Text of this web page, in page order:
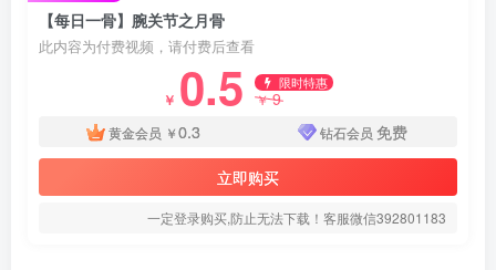
【每日一骨】腕关节之月骨
此内容为付费视频，请付费后查看
￥ 0.5 限时特惠
￥9
黄金会员 ￥0.3 钻石会员 免费
立即购买
一定登录购买,防止无法下载！客服微信392801183